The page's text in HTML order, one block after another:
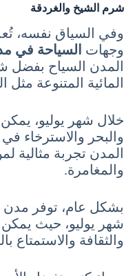
شرم الشيخ والغردقة
وفي السياق نفسه،
وجهات السياحة في
المدن السياح بفضل
المائية المتنوعة
خلال شهر يوليو،
والبحر والاسترخاء
المدن تجربة مثالية
والمغامرة.
بشكل عام، توفر مدن
شهر يوليو، حيث يمكن
والثقافة والاستمتاع